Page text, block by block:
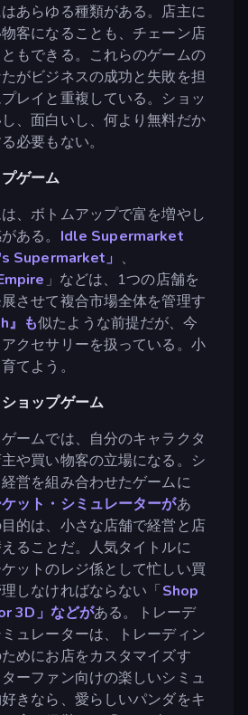
あらゆる種類がある。店主に
客になることも、チェーン店
もできる。これらのゲームの
がビジネスの成功と失敗を担
レイと重複している。ショッ
、面白いし、何より無料だか
必要もない。
ゲーム
、ボトムアップで富を増やし
ある。 Idle Supermarket
Supermarket」 、
」などは、1つの店舗を
させて複合市場全体を管理す
』も似たような前提だが、今
クセサリーを扱っている。小
てよう。
ョップゲーム
ームでは、自分のキャラクタ
や買い物客の立場になる。シ
営を組み合わせたゲームに
ット・シミュレーターがあ
的は、小さな店舗で経営と店
ることだ。人気タイトルに
ットのレジ係として忙しい買
しなければならない「Shop
3D」などがある。トレーデ
ュレーターは、トレーディン
めにお店をカスタマイズす
ーファン向けの楽しいシミュ
きなら、愛らしいパンダをキ